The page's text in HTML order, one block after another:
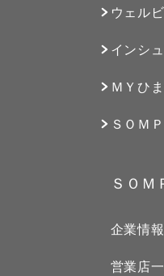
ウェル
インシ
ＭＹひ
ＳＯＭ
ＳＯＭ
企業情報
営業店